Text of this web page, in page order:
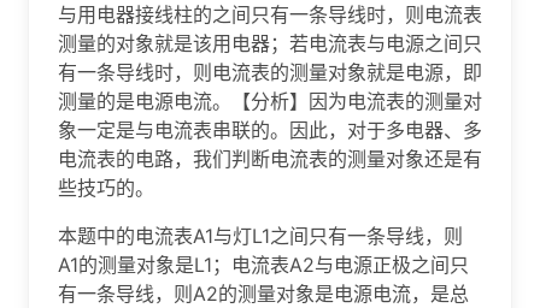
与用电器接线柱的之间只有一条导线时，则电流表
测量的对象就是该用电器；若电流表与电源之间只
有一条导线时，则电流表的测量对象就是电源，即
测量的是电源电流。【分析】因为电流表的测量对
象一定是与电流表串联的。因此，对于多电器、多
电流表的电路，我们判断电流表的测量对象还是有
些技巧的。
本题中的电流表A1与灯L1之间只有一条导线，则
A1的测量对象是L1；电流表A2与电源正极之间只
有一条导线，则A2的测量对象是电源电流，是总